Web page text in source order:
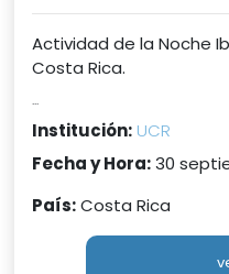
Actividad de la Noche
Costa Rica.
...
Institución: UCR
Fecha y Hora:30
País:Costa Rica